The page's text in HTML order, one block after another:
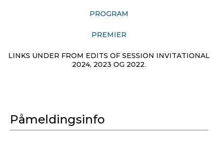
PROGRAM
PREMIER
LINKS UNDER FROM EDITS OF SESSION INVITATIONAL
2024, 2023 OG 2022.
Påmeldingsinfo